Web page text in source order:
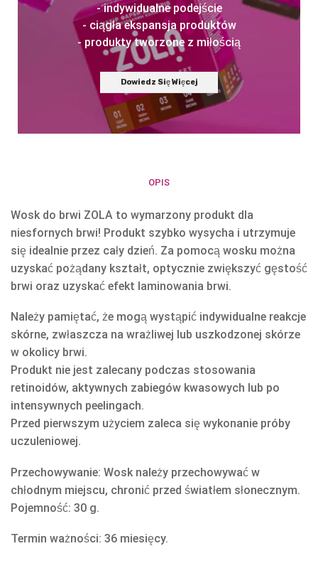
- indywidualne podejście
- ciągła ekspansja produktów
- produkty tworzone z miłością
Dowiedz Się Więcej
OPIS
Wosk do brwi ZOLA to wymarzony produkt dla
niesfornych brwi! Produkt szybko wysycha i utrzymuje
się idealnie przez cały dzień. Za pomocą wosku można
uzyskać pożądany kształt, optycznie zwiększyć gęstość
brwi oraz uzyskać efekt laminowania brwi.
Należy pamiętać, że mogą wystąpić indywidualne reakcje
skórne, zwłaszcza na wrażliwej lub uszkodzonej skórze
w okolicy brwi.
Produkt nie jest zalecany podczas stosowania
retinoidów, aktywnych zabiegów kwasowych lub po
intensywnych peelingach.
Przed pierwszym użyciem zaleca się wykonanie próby
uczuleniowej.
Przechowywanie: Wosk należy przechowywać w
chłodnym miejscu, chronić przed światłem słonecznym.
Pojemność: 30 g.
Termin ważności: 36 miesięcy.